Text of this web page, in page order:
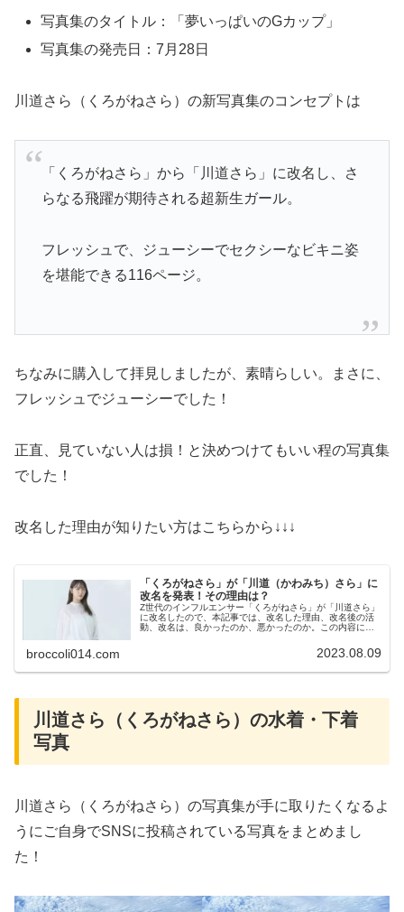
写真集のタイトル：「夢いっぱいのGカップ」
写真集の発売日：7月28日
川道さら（くろがねさら）の新写真集のコンセプトは
「くろがねさら」から「川道さら」に改名し、さ
らなる飛躍が期待される超新生ガール。
フレッシュで、ジューシーでセクシーなビキニ姿
を堪能できる116ページ。
ちなみに購入して拝見しましたが、素晴らしい。まさに、
フレッシュでジューシーでした！
正直、見ていない人は損！と決めつけてもいい程の写真集
でした！
改名した理由が知りたい方はこちらから↓↓↓
「くろがねさら」が「川道（かわみち）さら」に
改名を発表！その理由は？
Z世代のインフルエンサー「くろがねさら」が「川道さら」
に改名したので、本記事では、改名した理由、改名後の活
動、改名は、良かったのか、悪かったのか。この内容につ
broccoli014.com 2023.08.09
川道さら（くろがねさら）の水着・下着
写真
川道さら（くろがねさら）の写真集が手に取りたくなるよ
うにご自身でSNSに投稿されている写真をまとめまし
た！